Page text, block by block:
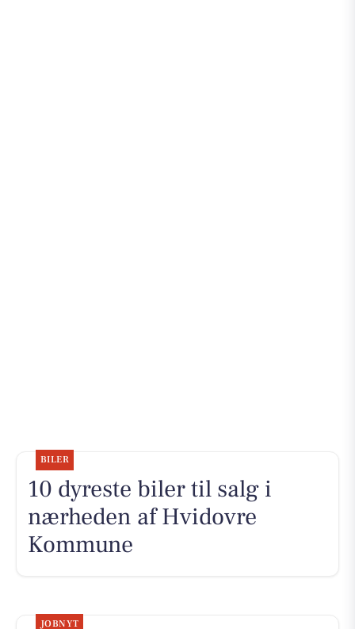
BILER
10 dyreste biler til salg i
nærheden af Hvidovre
Kommune
JOBNYT